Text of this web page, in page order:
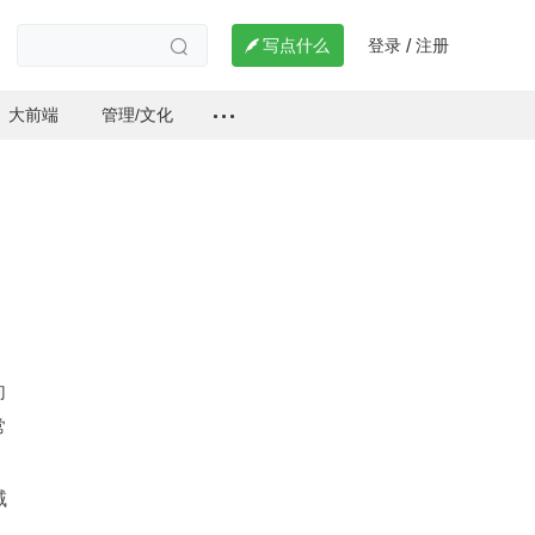
  写点什么 登录 / 注册
大前端 管理/文化